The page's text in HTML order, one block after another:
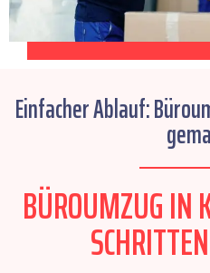
Einfacher Ablauf:
BÜROUMZUG IN